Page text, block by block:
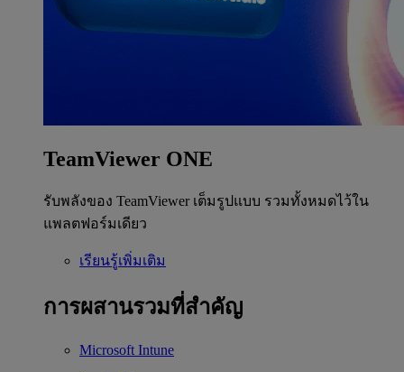
TeamViewer ONE
รับพลังของ TeamViewer เต็มรูปแบบ รวมทั้งหมดไว้ใน
แพลตฟอร์มเดียว
เรียนรู้เพิ่มเติม
การผสานรวมที่สำคัญ
Microsoft Intune